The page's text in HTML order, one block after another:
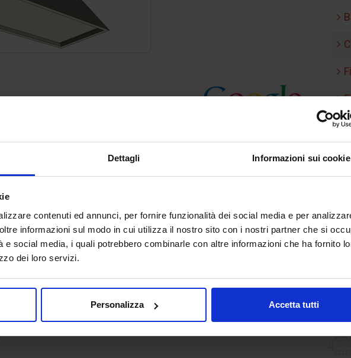
Dettagli Informazioni sui cookie
contenuti ed annunci, per fornire funzionalità dei social media e per
informazioni sul modo in cui utilizza il nostro sito con i nostri partner che si
e social media, i quali potrebbero combinarle con altre informazioni che ha fornito
dei loro servizi.
Personalizza Accetta tutti
Il